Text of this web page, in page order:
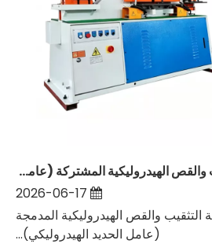
الدليل النهائي لآلة التثقيب والقص الهيدروليكية المشتركة (عامل الحديد الهيدروليكي): التعريف والأداء والمزايا والتطبيقات الصناعية الكاملة
التثقيب والقص الهيدروليكية المدمجة
(عامل الحديد الهيدروليكي)...